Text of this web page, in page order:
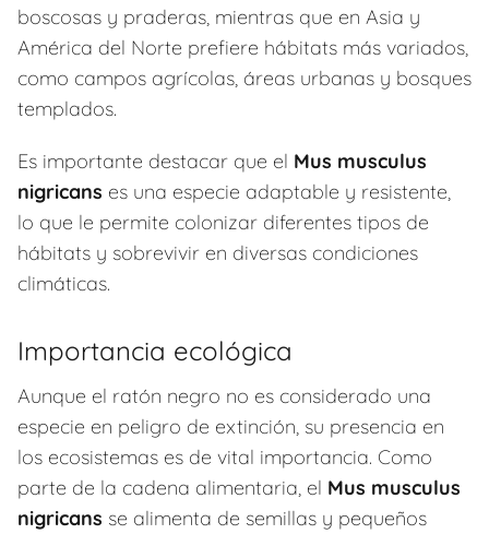
boscosas y praderas, mientras que en Asia y
América del Norte prefiere hábitats más variados,
como campos agrícolas, áreas urbanas y bosques
templados.
Es importante destacar que el Mus musculus
nigricans es una especie adaptable y resistente,
lo que le permite colonizar diferentes tipos de
hábitats y sobrevivir en diversas condiciones
climáticas.
Importancia ecológica
Aunque el ratón negro no es considerado una
especie en peligro de extinción, su presencia en
los ecosistemas es de vital importancia. Como
parte de la cadena alimentaria, el Mus musculus
nigricans se alimenta de semillas y pequeños